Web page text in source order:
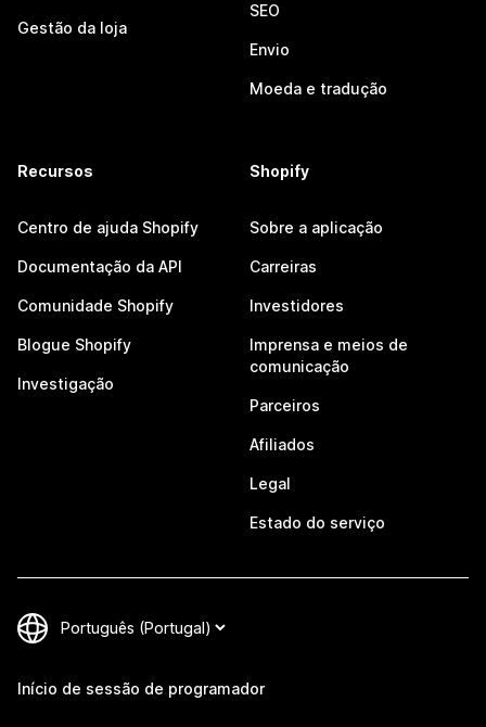
Gestão da loja
SEO
Envio
Moeda e tradução
Recursos
Centro de ajuda Shopify
Documentação da API
Comunidade Shopify
Blogue Shopify
Investigação
Shopify
Sobre a aplicação
Carreiras
Investidores
Imprensa e meios de
comunicação
Parceiros
Afiliados
Legal
Estado do serviço
Início de sessão de programador